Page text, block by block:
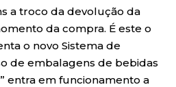
a troco da devolução da
da compra. É este o
o novo Sistema de
de embalagens de bebidas
entra em funcionamento a